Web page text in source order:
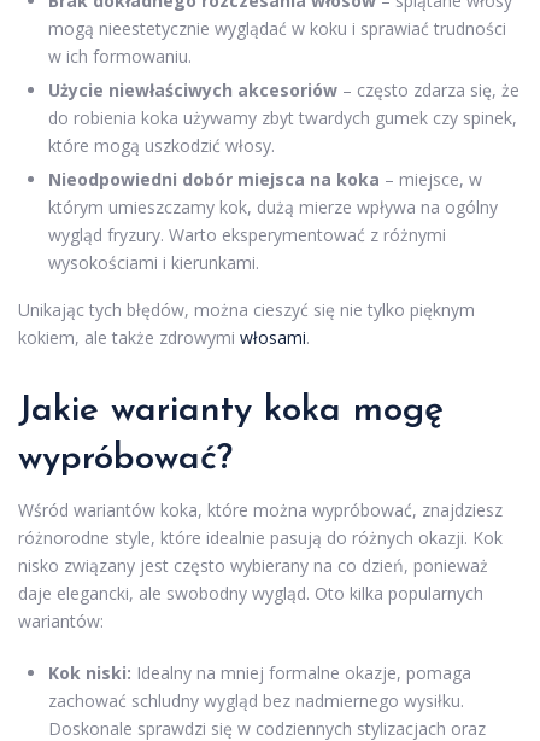
mogą nieestetycznie wyglądać w koku i sprawiać trudności
w ich formowaniu.
Użycie niewłaściwych akcesoriów – często zdarza się, że
do robienia koka używamy zbyt twardych gumek czy spinek,
które mogą uszkodzić włosy.
Nieodpowiedni dobór miejsca na koka – miejsce, w
którym umieszczamy kok, dużą mierze wpływa na ogólny
wygląd fryzury. Warto eksperymentować z różnymi
wysokościami i kierunkami.
Unikając tych błędów, można cieszyć się nie tylko pięknym
kokiem, ale także zdrowymi włosami.
Jakie warianty koka mogę
wypróbować?
Wśród wariantów koka, które można wypróbować, znajdziesz
różnorodne style, które idealnie pasują do różnych okazji. Kok
nisko związany jest często wybierany na co dzień, ponieważ
daje elegancki, ale swobodny wygląd. Oto kilka popularnych
wariantów:
Kok niski: Idealny na mniej formalne okazje, pomaga
zachować schludny wygląd bez nadmiernego wysiłku.
Doskonale sprawdzi się w codziennych stylizacjach oraz